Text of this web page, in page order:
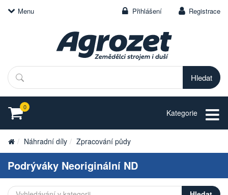
Menu Přihlášení Registrace
Hledat
0
Kategorie
Náhradní díly Zpracování půdy
Podrýváky Neoriginální ND